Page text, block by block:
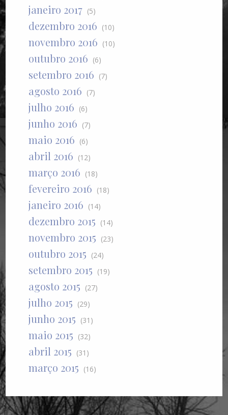
janeiro 2017 (5)
dezembro 2016 (10)
novembro 2016 (10)
outubro 2016 (6)
setembro 2016 (7)
agosto 2016 (7)
julho 2016 (6)
junho 2016 (7)
maio 2016 (6)
abril 2016 (12)
março 2016 (18)
fevereiro 2016 (18)
janeiro 2016 (14)
dezembro 2015 (14)
novembro 2015 (23)
outubro 2015 (24)
setembro 2015 (19)
agosto 2015 (27)
julho 2015 (29)
junho 2015 (31)
maio 2015 (32)
abril 2015 (31)
março 2015 (16)